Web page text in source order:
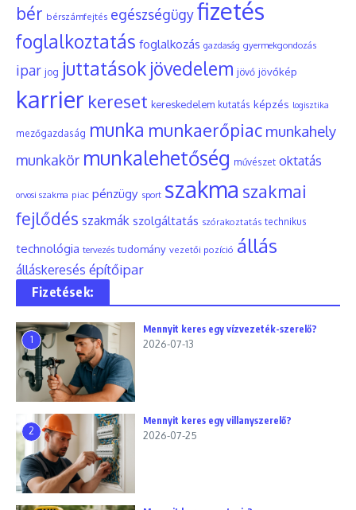
bér bérszámfejtés egészségügyfizetés
foglalkoztatás foglalkozás gazdaság gyermekgondozás
ipar jog juttatások jövedelem jövő jövőkép
karrier kereset kereskedelem kutatás képzés logisztika
mezőgazdaság munka munkaerőpiac munkahely
munkakör munkalehetőség művészet oktatás
orvosi szakma piac pénzügy sport szakma szakmai
fejlődés szakmák szolgáltatás szórakoztatás technikus
technológia tervezés tudomány vezetői pozíció állás
álláskeresés építőipar
Fizetések:
1
Mennyit keres egy vízvezeték-szerelő?
2026-07-13
2
Mennyit keres egy villanyszerelő?
2026-07-25